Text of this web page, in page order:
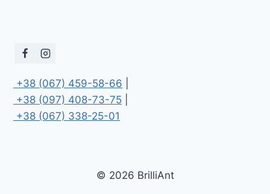
+38 (067) 459-58-66
+38 (097) 408-73-75
+38 (067) 338-25-01
© 2026 BrilliAnt